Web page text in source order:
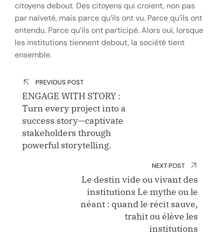
citoyens debout. Des citoyens qui croient, non pas
par naïveté, mais parce qu’ils ont vu. Parce qu’ils ont
entendu. Parce qu’ils ont participé. Alors oui, lorsque
les institutions tiennent debout, la société tient
ensemble.
Post
navigation
PREVIOUS POST
ENGAGE WITH STORY :
Turn every project into a
success story—captivate
stakeholders through
powerful storytelling.
NEXT POST
Le destin vide ou vivant des
institutions Le mythe ou le
néant : quand le récit sauve,
trahit ou élève les
institutions